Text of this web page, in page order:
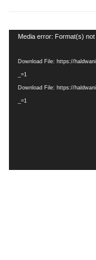
Video
Media error: Format(s)
Download File: https://
_=1
Download File: https://
_=1